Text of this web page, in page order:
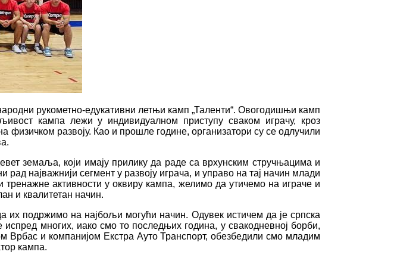
рукометно-едукативни летњи камп „Таленти“. Овогодишњи камп
кампа лежи у индивидуалном приступу сваком играчу, кроз
развоју. Као и прошле године, организатори су се одлучили
земаља, који имају прилику да раде са врхунским стручњацима и
најважнији сегмент у развоју играча, и управо на тај начин млади
тренажне активности у оквиру кампа, желимо да утичемо на играче и
и квалитетан начин.
их подржимо на најбољи могући начин. Одувек истичем да је српска
многих, иако смо то последњих година, у свакодневној борби,
и компанијом Екстра Ауто Транспорт, обезбедили смо младим
кампа.